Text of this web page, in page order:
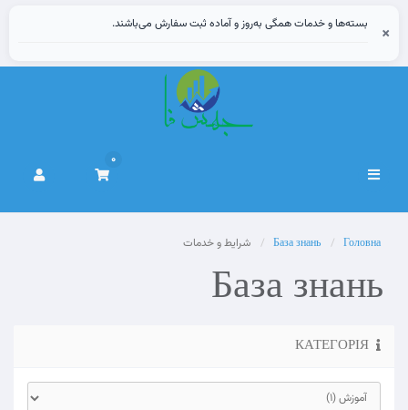
بسته‌ها و خدمات همگی به‌روز و آماده ثبت سفارش می‌باشند. ×
Переключити
0
Головна
База знань شرایط و خدمات
База знань